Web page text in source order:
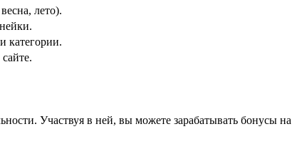
лето).
категории.
Участвуя в ней, вы можете зарабатывать бонусы